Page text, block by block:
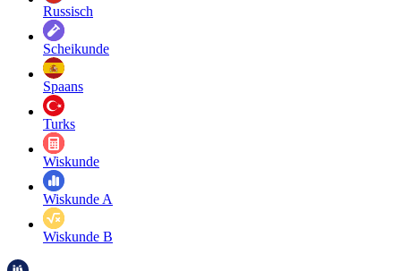
Russisch
Scheikunde
Spaans
Turks
Wiskunde
Wiskunde A
Wiskunde B